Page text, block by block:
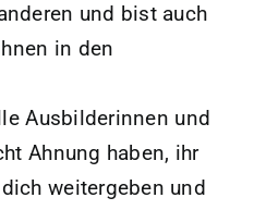
und bist auch
in den
Ausbilderinnen und
Ahnung haben, ihr
weitergeben und